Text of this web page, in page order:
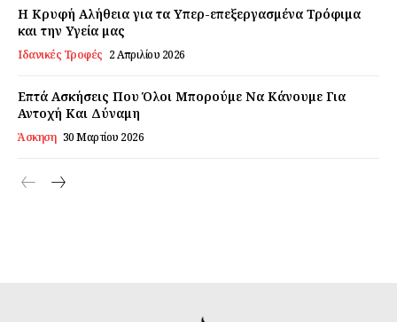
Ο λογαριασμός μου
Επικοινωνία
Η Κρυφή Αλήθεια για τα Υπερ-επεξεργασμένα Τρόφιμα
και την Υγεία μας
Ιδανικές Τροφές 2 Απριλίου 2026
Επτά Ασκήσεις Που Όλοι Μπορούμε Να Κάνουμε Για
Αντοχή Και Δύναμη
Άσκηση 30 Μαρτίου 2026